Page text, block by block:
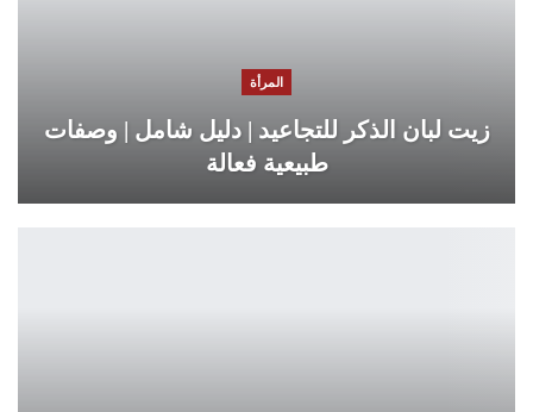
المرأة
زيت لبان الذكر للتجاعيد | دليل شامل | وصفات
طبيعية فعالة